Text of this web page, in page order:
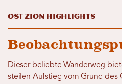
Ost Zion Highlights
Dieser beliebte Wanderweg
steilen Aufstieg vom Grund des